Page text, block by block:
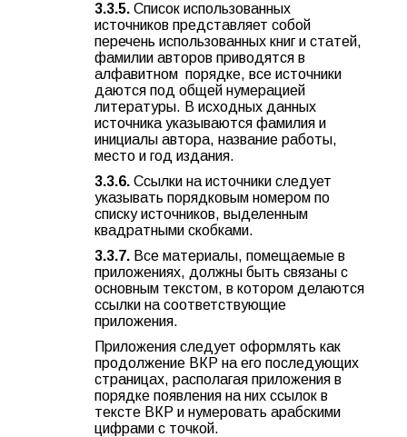
3.3.5. Список использованных
источников представляет собой
перечень использованных книг и статей,
фамилии авторов приводятся в
алфавитном порядке, все источники
даются под общей нумерацией
литературы. В исходных данных
источника указываются фамилия и
инициалы автора, название работы,
место и год издания.
3.3.6. Ссылки на источники следует
указывать порядковым номером по
списку источников, выделенным
квадратными скобками.
3.3.7. Все материалы, помещаемые в
приложениях, должны быть связаны с
основным текстом, в котором делаются
ссылки на соответствующие
приложения.
Приложения следует оформлять как
продолжение ВКР на его последующих
страницах, располагая приложения в
порядке появления на них ссылок в
тексте ВКР и нумеровать арабскими
цифрами с точкой.